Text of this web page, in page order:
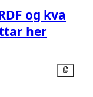
og kva
her